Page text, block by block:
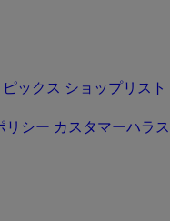
ックス ショップリスト
リシー カスタマーハラス